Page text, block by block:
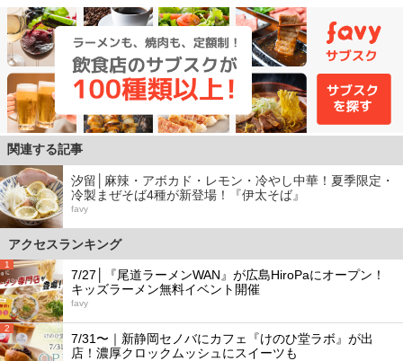
関連する記事
汐留│麻辣・アボカド・レモン・冷やし中華！夏季限定・
冷製まぜそば4種が新登場！『伊太そば』
favy
アクセスランキング
1
7/27│『尾道ラーメンWAN』が広島HiroPaにオープン！
キッズラーメン無料イベント開催
favy
2
7/31〜｜新静岡セノバにカフェ『けのひ堂ラボ』が出
店！濃厚クロックムッシュにスイーツも